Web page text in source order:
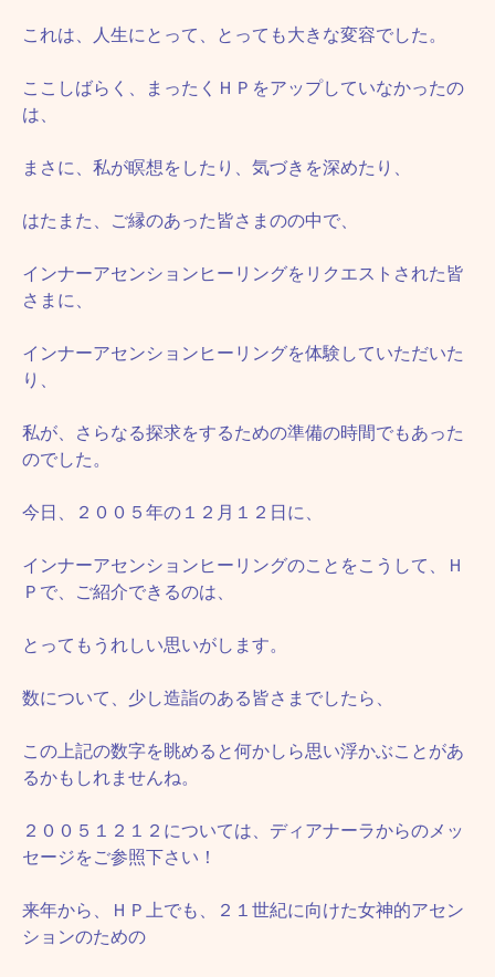
これは、人生にとって、とっても大きな変容でした。
ここしばらく、まったくＨＰをアップしていなかったの
は、
まさに、私が瞑想をしたり、気づきを深めたり、
はたまた、ご縁のあった皆さまのの中で、
インナーアセンションヒーリングをリクエストされた皆
さまに、
インナーアセンションヒーリングを体験していただいた
り、
私が、さらなる探求をするための準備の時間でもあった
のでした。
今日、２００５年の１２月１２日に、
インナーアセンションヒーリングのことをこうして、Ｈ
Ｐで、ご紹介できるのは、
とってもうれしい思いがします。
数について、少し造詣のある皆さまでしたら、
この上記の数字を眺めると何かしら思い浮かぶことがあ
るかもしれませんね。
２００５１２１２については、ディアナーラからのメッ
セージをご参照下さい！
来年から、ＨＰ上でも、２１世紀に向けた女神的アセン
ションのための